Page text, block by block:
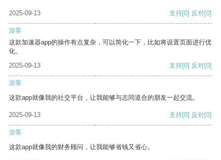
2025-09-13 支持[0] 反对[0]
游客
这款加速器app的操作有点复杂，可以简化一下，比如将设置页面进行优
化。
2025-09-13
支持[0] 反对[0]
游客
这款app就像我的社交平台，让我能够与志同道合的朋友一起交流。
2025-09-13 支持[0] 反对[0]
游客
这款app就像我的财务顾问，让我能够省钱又省心。